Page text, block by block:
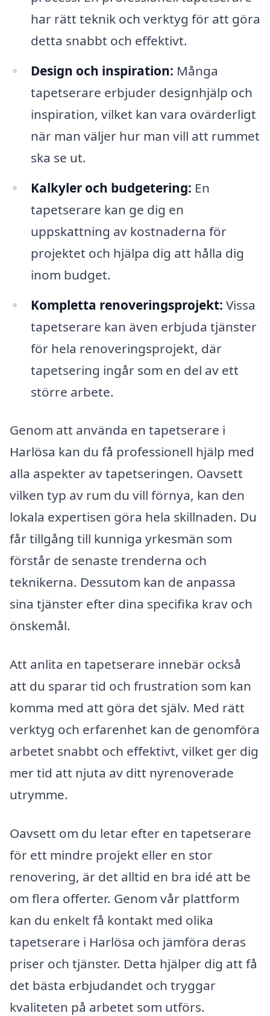
har rätt teknik och verktyg för att göra
detta snabbt och effektivt.
Design och inspiration: Många
tapetserare erbjuder designhjälp och
inspiration, vilket kan vara ovärderligt
när man väljer hur man vill att rummet
ska se ut.
Kalkyler och budgetering: En
tapetserare kan ge dig en
uppskattning av kostnaderna för
projektet och hjälpa dig att hålla dig
inom budget.
Kompletta renoveringsprojekt: Vissa
tapetserare kan även erbjuda tjänster
för hela renoveringsprojekt, där
tapetsering ingår som en del av ett
större arbete.
Genom att använda en tapetserare i
Harlösa kan du få professionell hjälp med
alla aspekter av tapetseringen. Oavsett
vilken typ av rum du vill förnya, kan den
lokala expertisen göra hela skillnaden. Du
får tillgång till kunniga yrkesmän som
förstår de senaste trenderna och
teknikerna. Dessutom kan de anpassa
sina tjänster efter dina specifika krav och
önskemål.
Att anlita en tapetserare innebär också
att du sparar tid och frustration som kan
komma med att göra det själv. Med rätt
verktyg och erfarenhet kan de genomföra
arbetet snabbt och effektivt, vilket ger dig
mer tid att njuta av ditt nyrenoverade
utrymme.
Oavsett om du letar efter en tapetserare
för ett mindre projekt eller en stor
renovering, är det alltid en bra idé att be
om flera offerter. Genom vår plattform
kan du enkelt få kontakt med olika
tapetserare i Harlösa och jämföra deras
priser och tjänster. Detta hjälper dig att få
det bästa erbjudandet och tryggar
kvaliteten på arbetet som utförs.